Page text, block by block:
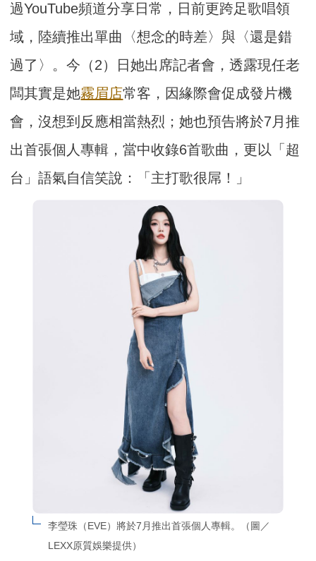
過YouTube頻道分享日常，日前更跨足歌唱領
域，陸續推出單曲〈想念的時差〉與〈還是錯
過了〉。今（2）日她出席記者會，透露現任老
闆其實是她霧眉店常客，因緣際會促成發片機
會，沒想到反應相當熱烈；她也預告將於7月推
出首張個人專輯，當中收錄6首歌曲，更以「超
台」語氣自信笑說：「主打歌很屌！」
李瑩珠（EVE）將於7月推出首張個人專輯。（圖／
LEXX原質娛樂提供）